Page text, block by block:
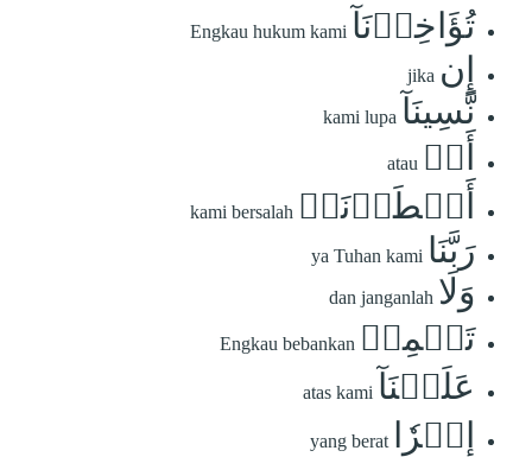
تُؤَاخِذۡنَآ Engkau hukum kami
إِن jika
نَّسِينَآ kami lupa
أَوۡ atau
أَخۡطَأۡنَاۚ kami bersalah
رَبَّنَا ya Tuhan kami
وَلَا dan janganlah
تَحۡمِلۡ Engkau bebankan
عَلَيۡنَآ atas kami
إِصۡرٗا yang berat